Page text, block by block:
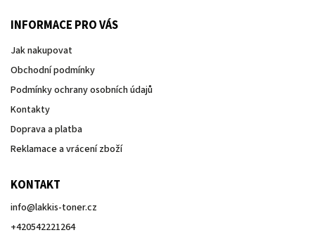
INFORMACE PRO VÁS
Jak nakupovat
Obchodní podmínky
Podmínky ochrany osobních údajů
Kontakty
Doprava a platba
Reklamace a vrácení zboží
KONTAKT
info@lakkis-toner.cz
+420542221264